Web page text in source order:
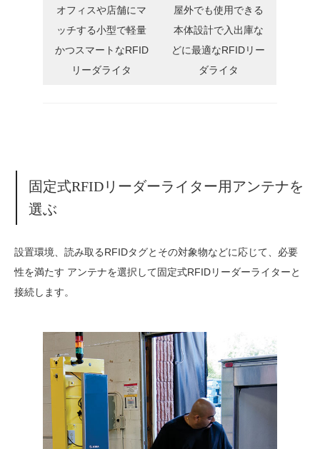
オフィスや店舗にマ
ッチする小型で軽量
かつスマートなRFID
リーダライタ
屋外でも使用できる
本体設計で入出庫な
どに最適なRFIDリー
ダライタ
固定式RFIDリーダーライター用アンテナを
選ぶ
設置環境、読み取るRFIDタグとその対象物などに応じて、必要
性を満たす アンテナを選択して固定式RFIDリーダーライターと
接続します。